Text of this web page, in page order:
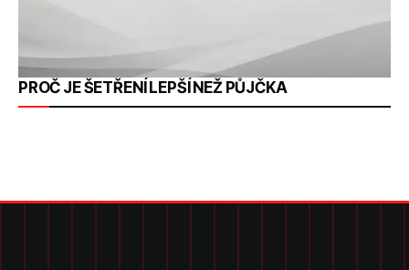
PROČ JE ŠETŘENÍ LEPŠÍ NEŽ PŮJČKA